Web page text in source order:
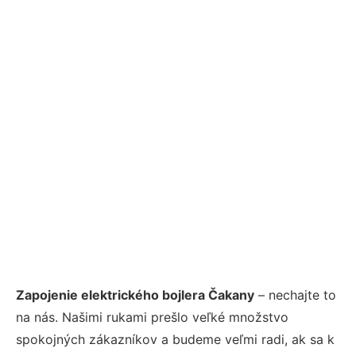
Zapojenie elektrického bojlera Čakany – nechajte to
na nás. Našimi rukami prešlo veľké množstvo
spokojných zákazníkov a budeme veľmi radi, ak sa k